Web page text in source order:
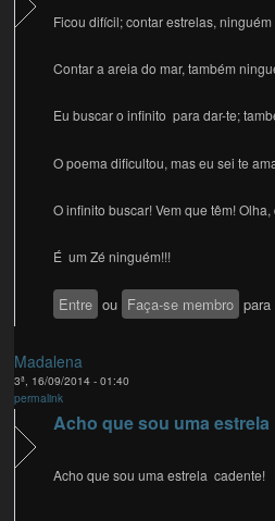
Ficou difícil; contar estrelas, ninguém
Contar a areia do mar, também
Eu buscar o infinito para dar-te;
O poema dificultou, mas eu sei te
O infinito buscar! Vem que têm!
É um Zé ninguém!!!
Entre ou Faça-se membro
Madalena
3ª, 16/09/2014 - 01:40
permalink
Acho que sou uma estrela
Acho que sou uma estrela cadente!